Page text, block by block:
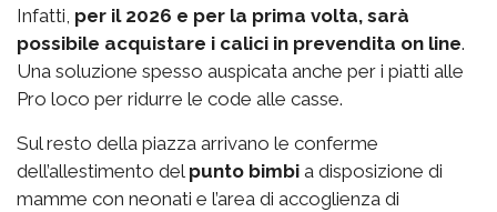
Infatti, per il 2026 e per la prima volta, sarà
possibile acquistare i calici in prevendita on line.
Una soluzione spesso auspicata anche per i piatti alle
Pro loco per ridurre le code alle casse.
Sul resto della piazza arrivano le conferme
dell’allestimento del punto bimbi a disposizione di
mamme con neonati e l’area di accoglienza di